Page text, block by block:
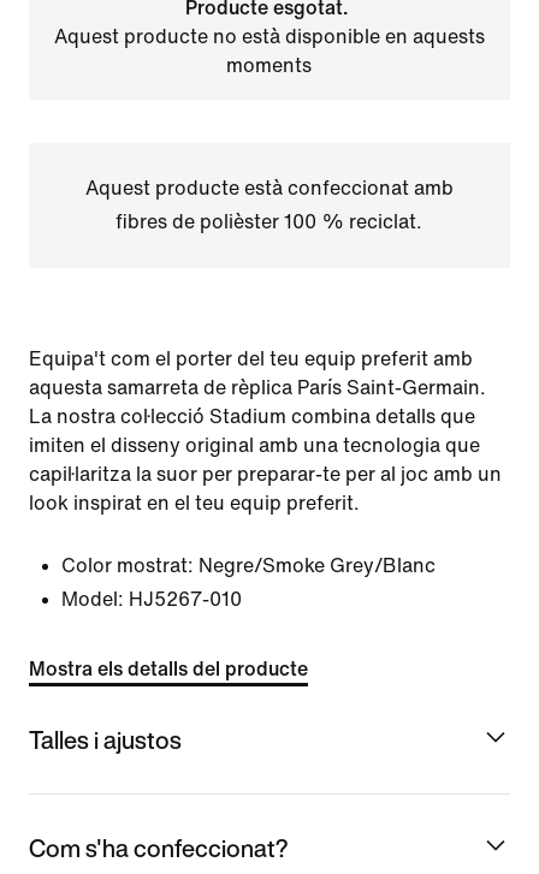
Producte esgotat.
Aquest producte no està disponible en aquests
moments
Aquest producte està confeccionat amb
fibres de polièster 100 % reciclat.
Equipa't com el porter del teu equip preferit amb
aquesta samarreta de rèplica París Saint-Germain.
La nostra col·lecció Stadium combina detalls que
imiten el disseny original amb una tecnologia que
capil·laritza la suor per preparar-te per al joc amb un
look inspirat en el teu equip preferit.
Color mostrat: Negre/Smoke Grey/Blanc
Model: HJ5267-010
Mostra els detalls del producte
Talles i ajustos
Com s'ha confeccionat?